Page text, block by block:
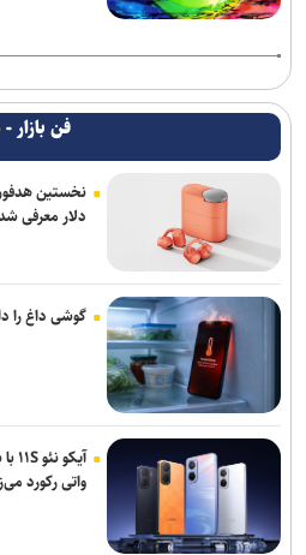
فن بازار
دلار معرفی
گوشی داغ را
واتی رکورد